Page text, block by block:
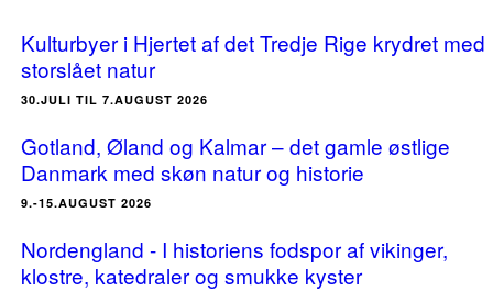
Kulturbyer i Hjertet af det Tredje Rige krydret med
storslået natur
30.JULI TIL 7.AUGUST 2026
Gotland, Øland og Kalmar – det gamle østlige
Danmark med skøn natur og historie
9.-15.AUGUST 2026
Nordengland - I historiens fodspor af vikinger,
klostre, katedraler og smukke kyster